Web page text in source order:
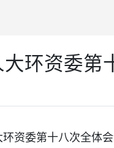
环资委第
资委第十八次全体